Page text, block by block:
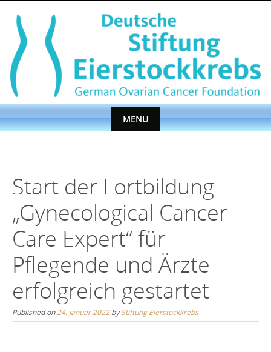
content
MENU
Start der Fortbildung
„Gynecological Cancer
Care Expert“ für
Pflegende und Ärzte
erfolgreich gestartet
Published on24. Januar 2022byStiftung Eierstockkrebs